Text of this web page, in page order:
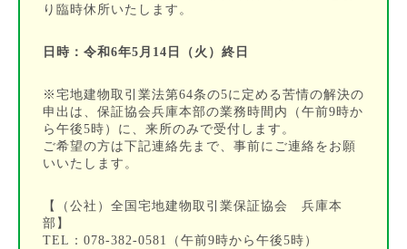
り臨時休所いたします。
日時：令和6年5月14日（火）終日
※宅地建物取引業法第64条の5に定める苦情の解決の
申出は、保証協会兵庫本部の業務時間内（午前9時か
ら午後5時）に、来所のみで受付します。
ご希望の方は下記連絡先まで、事前にご連絡をお願
いいたします。
【（公社）全国宅地建物取引業保証協会 兵庫本
部】
TEL：078-382-0581（午前9時から午後5時）